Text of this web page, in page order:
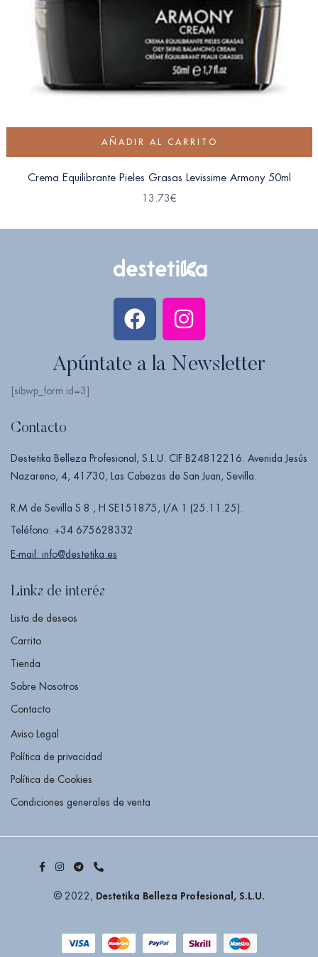
AÑADIR AL CARRITO
Crema Equilibrante Pieles Grasas Levissime Armony 50ml
13.73€
Apúntate a la Newsletter
[sibwp_form id=3]
Contacto
Destetika Belleza Profesional, S.L.U. CIF B24812216. Avenida Jesús
Nazareno, 4, 41730, Las Cabezas de San Juan, Sevilla.
R.M de Sevilla S 8 , H SE151875, I/A 1 (25.11.25).
Teléfono: +34 675628332
E-mail: info@destetika.es
Links de interés
Lista de deseos
Carrito
Tienda
Sobre Nosotros
Contacto
Aviso Legal
Política de privacidad
Política de Cookies
Condiciones generales de venta
© 2022, Destetika Belleza Profesional, S.L.U.